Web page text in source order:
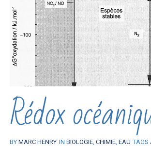
Rédox
BY MARC HENRY IN BIOLOGIE CHIMIE EAU TAGS